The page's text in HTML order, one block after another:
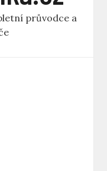
průvodce a